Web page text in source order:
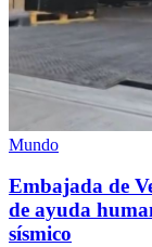
Mundo
Embajada de
de ayuda
sísmico